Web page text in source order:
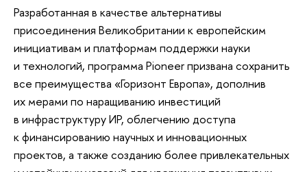
Разработанная в качестве альтернативы
присоединения Великобритании к европейским
инициативам и платформам поддержки науки
и технологий, программа Pioneer призвана сохранить
все преимущества «Горизонт Европа», дополнив
их мерами по наращиванию инвестиций
в инфраструктуру ИР, облегчению доступа
к финансированию научных и инновационных
проектов, а также созданию более привлекательных